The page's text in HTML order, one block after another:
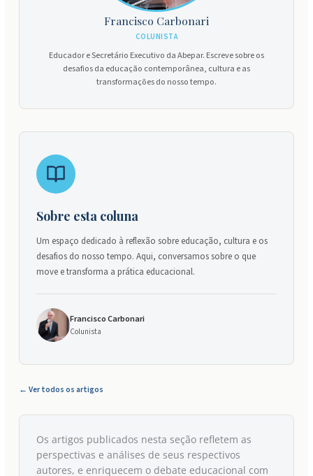
Sobre esta coluna
Um espaço dedicado à reflexão sobre educação, cultura e os
desafios do nosso tempo. Aqui, conversamos sobre o que
move e transforma a prática educacional.
Francisco Carbonari
Colunista
← Ver todos os artigos
Os artigos publicados nesta seção refletem as
perspectivas e análises de seus respectivos
autores, e enriquecem o debate educacional com
Francisco Carbonari
COLUNISTA
Educador e Secretário Executivo da Abepar. Escreve sobre os
desafios da educação contemporânea, cultura e as
transformações do nosso tempo.